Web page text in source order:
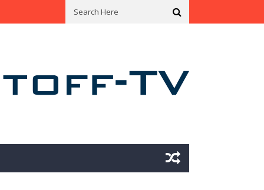
Hat Das Potenzial Für Eine Enorme Wertsteigerung